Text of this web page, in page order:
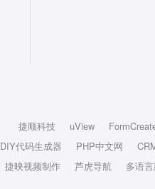
捷顺科技 uView
DIY代码生成器 PHP中文网
捷映视频制作 芦虎导航 多语